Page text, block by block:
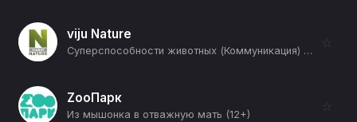
viju Nature
Суперспособности животных (Коммуникация) (12+)
☆
ZooПарк
Из мышонка в отважную мать (12+)
☆